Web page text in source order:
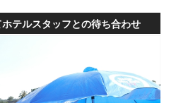
テルスタッフとの待ち合わせ